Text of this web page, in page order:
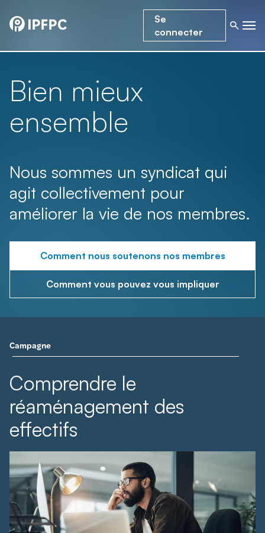
Se
connecter
Bien mieux
ensemble
Nous sommes un syndicat qui
agit collectivement pour
améliorer la vie de nos membres.
Comment nous soutenons nos membres
Comment vous pouvez vous impliquer
Campagne
Comprendre le
réaménagement des
effectifs